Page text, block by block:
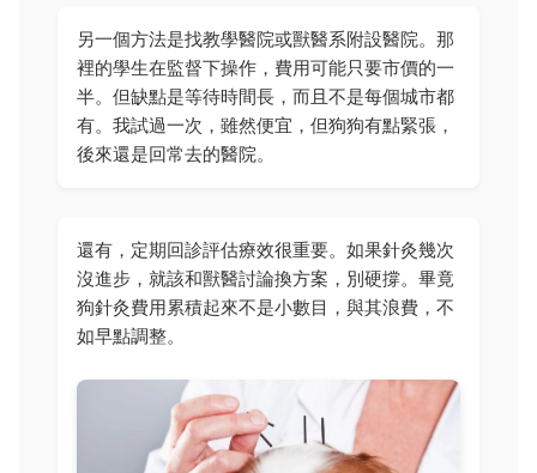
另一個方法是找教學醫院或獸醫系附設醫院。那
裡的學生在監督下操作，費用可能只要市價的一
半。但缺點是等待時間長，而且不是每個城市都
有。我試過一次，雖然便宜，但狗狗有點緊張，
後來還是回常去的醫院。
還有，定期回診評估療效很重要。如果針灸幾次
沒進步，就該和獸醫討論換方案，別硬撐。畢竟
狗針灸費用累積起來不是小數目，與其浪費，不
如早點調整。